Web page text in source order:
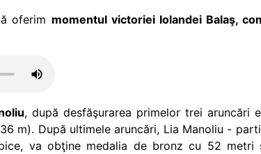
oferim momentul victoriei Iolandei Balaş,
, după desfăşurarea primelor trei aruncări
m). După ultimele aruncări, Lia Manoliu -
va obţine medalia de bronz cu 52 metri